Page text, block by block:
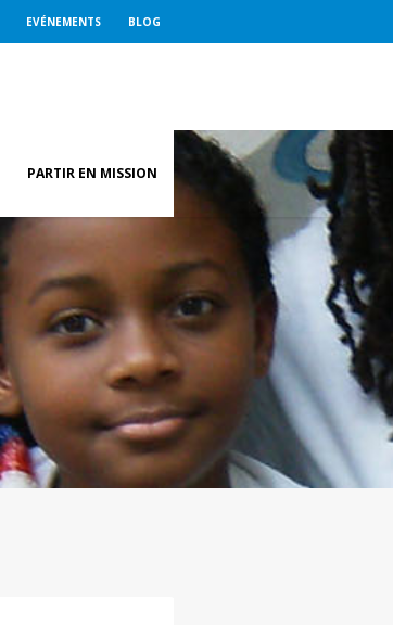
EVÉNEMENTS BLOG
PARTIR EN MISSION